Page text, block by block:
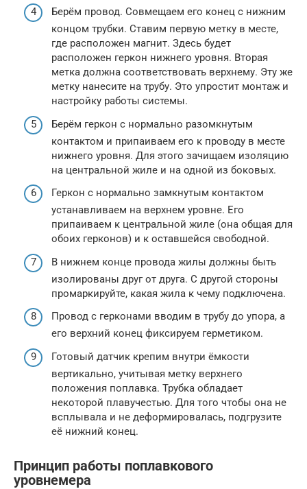
Берём провод. Совмещаем его конец с нижним
концом трубки. Ставим первую метку в месте,
где расположен магнит. Здесь будет
расположен геркон нижнего уровня. Вторая
метка должна соответствовать верхнему. Эту же
метку нанесите на трубу. Это упростит монтаж и
настройку работы системы.
Берём геркон с нормально разомкнутым
контактом и припаиваем его к проводу в месте
нижнего уровня. Для этого зачищаем изоляцию
на центральной жиле и на одной из боковых.
Геркон с нормально замкнутым контактом
устанавливаем на верхнем уровне. Его
припаиваем к центральной жиле (она общая для
обоих герконов) и к оставшейся свободной.
В нижнем конце провода жилы должны быть
изолированы друг от друга. С другой стороны
промаркируйте, какая жила к чему подключена.
Провод с герконами вводим в трубу до упора, а
его верхний конец фиксируем герметиком.
Готовый датчик крепим внутри ёмкости
вертикально, учитывая метку верхнего
положения поплавка. Трубка обладает
некоторой плавучестью. Для того чтобы она не
всплывала и не деформировалась, подгрузите
её нижний конец.
Принцип работы поплавкового
уровнемера